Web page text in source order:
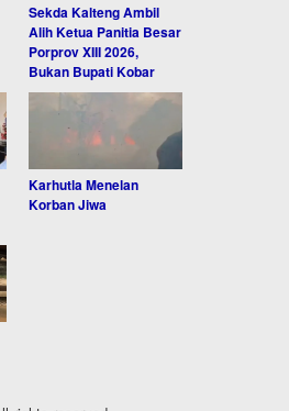
Sekda Kalteng Ambil
Alih Ketua Panitia Besar
Porprov XIII 2026,
Bukan Bupati Kobar
Karhutla Menelan
Korban Jiwa